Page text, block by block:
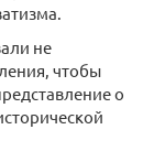
не
чтобы
о